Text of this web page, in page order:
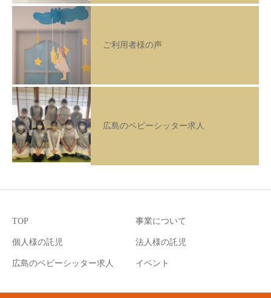
ご利用者様の声
広島のベビーシッター求人
TOP 事業について
個人様の託児 法人様の託児
広島のベビーシッター求人 イベント